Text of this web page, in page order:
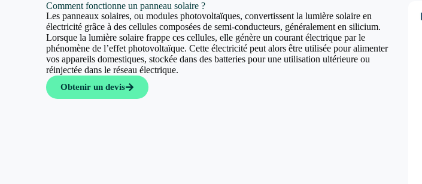
Comment fonctionne un panneau solaire ?
Les panneaux solaires, ou modules photovoltaïques, convertissent la lumière solaire en
électricité grâce à des cellules composées de semi-conducteurs, généralement en silicium.
Lorsque la lumière solaire frappe ces cellules, elle génère un courant électrique par le
phénomène de l’effet photovoltaïque. Cette électricité peut alors être utilisée pour alimenter
vos appareils domestiques, stockée dans des batteries pour une utilisation ultérieure ou
réinjectée dans le réseau électrique.
Obtenir un devis